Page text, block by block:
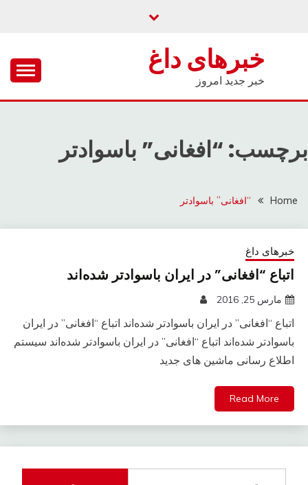
خبرهای داغ
خبر جدید امروز
برچسب: “افغانی” باسوادتر
Home “افغانی” باسوادتر
خبرهای داغ
اتباع “افغانی” در ایران باسوادتر شده‌اند
مارس 25, 2016
اتباع “افغانی” در ایران باسوادتر شده‌اند اتباع “افغانی” در ایران
باسوادتر شده‌اند اتباع “افغانی” در ایران باسوادتر شده‌اند سیستم
اطلاع رسانی ماشین های جدید
Read More